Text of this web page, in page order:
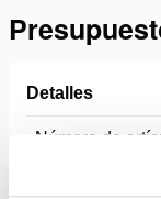
Detalles
Número de